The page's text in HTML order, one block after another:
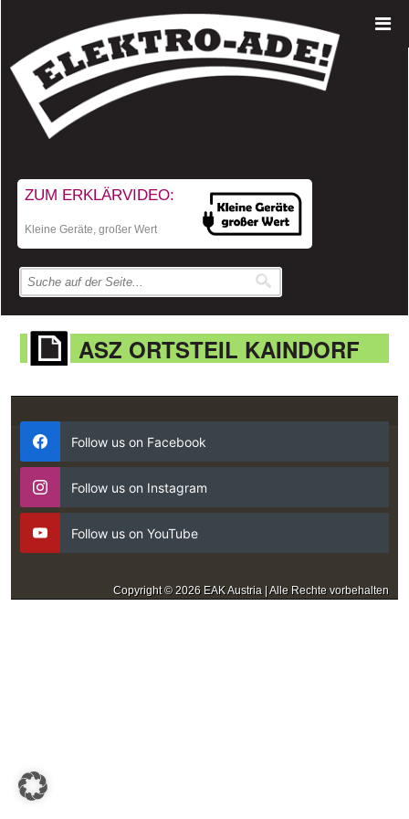
ZUM ERKLÄRVIDEO:
Kleine Geräte, großer Wert
ASZ ORTSTEIL KAINDORF
Follow us on Facebook
Follow us on Instagram
Follow us on YouTube
Copyright © 2026 EAK Austria | Alle Rechte vorbehalten